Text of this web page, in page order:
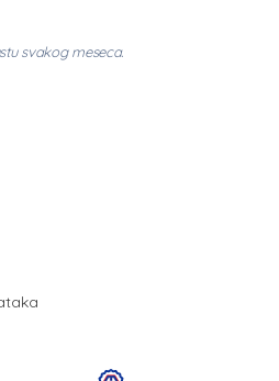
svakog meseca.